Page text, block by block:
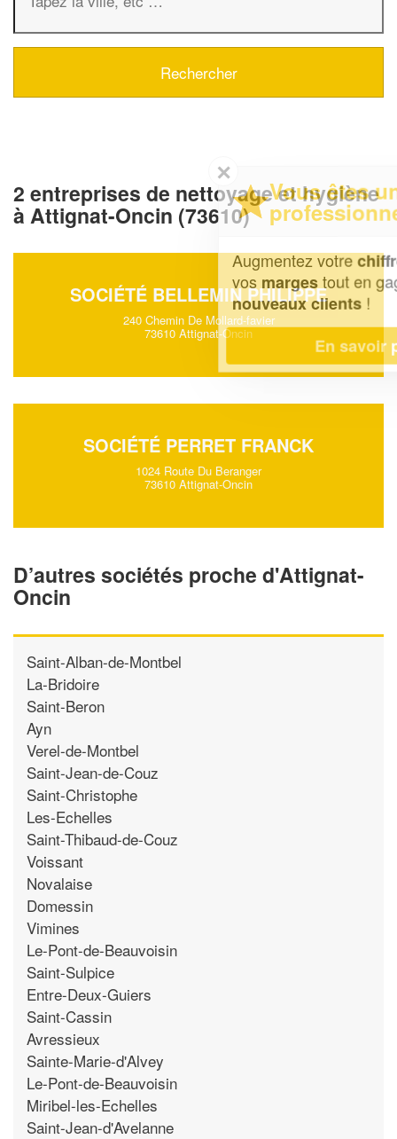
2 entreprises de nettoyage et hygiène
à Attignat-Oncin (73610)
SOCIÉTÉ BELLEMIN PHILIPPE
240 Chemin De Mollard-favier
73610 Attignat-Oncin
SOCIÉTÉ PERRET FRANCK
1024 Route Du Beranger
73610 Attignat-Oncin
D’autres sociétés proche d'Attignat-
Oncin
Saint-Alban-de-Montbel
La-Bridoire
Saint-Beron
Ayn
Verel-de-Montbel
Saint-Jean-de-Couz
Saint-Christophe
Les-Echelles
Saint-Thibaud-de-Couz
Voissant
Novalaise
Domessin
Vimines
Le-Pont-de-Beauvoisin
Saint-Sulpice
Entre-Deux-Guiers
Saint-Cassin
Avressieux
Sainte-Marie-d'Alvey
Le-Pont-de-Beauvoisin
Miribel-les-Echelles
Saint-Jean-d'Avelanne
Vous êtes un
professionnel ?
Augmentez votrechiffre d'affaireset
vos marges
tout en gagnant de
nouveaux clients!
En savoir plus